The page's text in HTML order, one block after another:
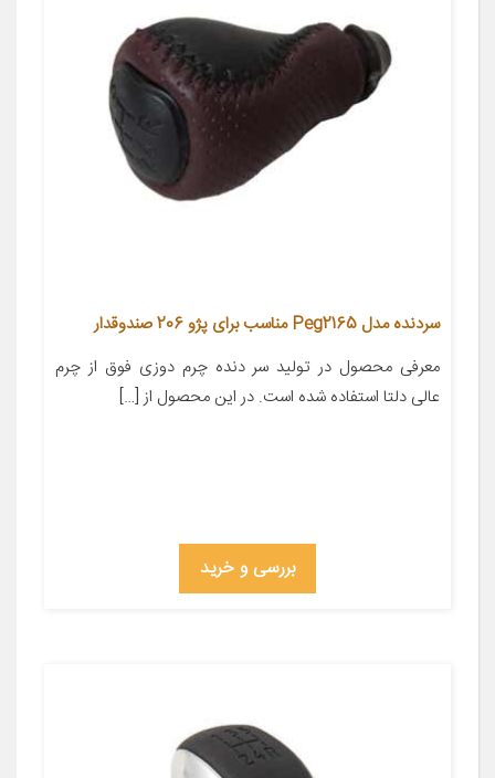
سردنده مدل Peg2165 مناسب برای پژو 206 صندوقدار
معرفی محصول در تولید سر دنده چرم دوزی فوق از چرم
عالی دلتا استفاده شده است. در این محصول از […]
بررسی و خرید